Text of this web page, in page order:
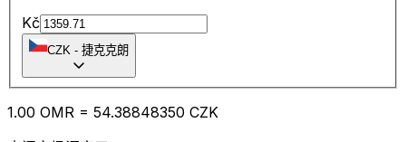
Kč
CZK - 捷克克朗
1.00 OMR = 54.38848350 CZK